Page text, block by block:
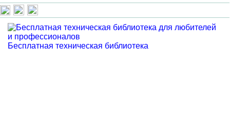
Бесплатная техническая библиотека